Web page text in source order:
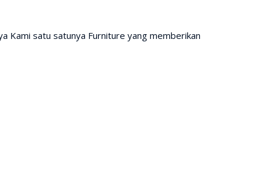
Kami satu satunya Furniture yang memberikan